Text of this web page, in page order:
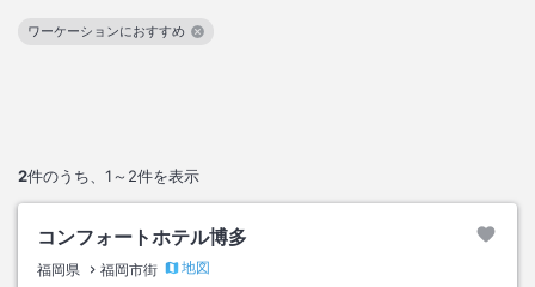
2件のうち、 1～2件を表示
ワーケーションにおすすめ
この絞り込み条件を解除
コンフォートホテル博多
福岡県 福岡市街
地図